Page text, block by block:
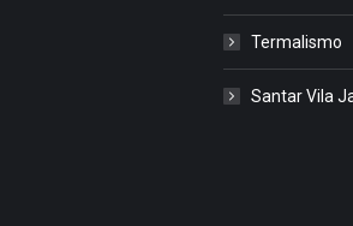
Termalismo
Santar Vila